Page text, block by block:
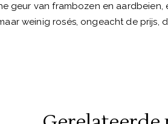
geur van frambozen en aardbeien,
weinig rosés, ongeacht de prijs,